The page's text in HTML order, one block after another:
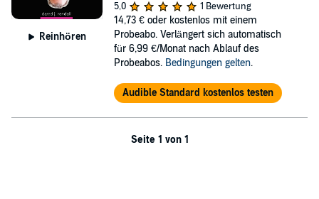
Reinhören
5,0
1 Bewertung
14,73 € oder kostenlos mit einem
Probeabo. Verlängert sich automatisch
für 6,99 €/Monat nach Ablauf des
Probeabos. Bedingungen gelten.
Audible Standard kostenlos testen
Seite 1 von 1